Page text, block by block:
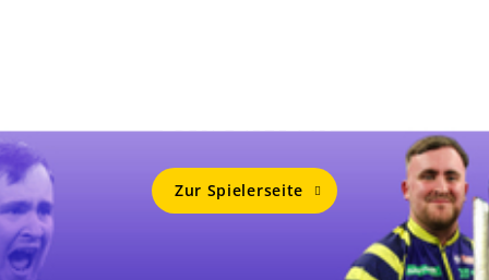
Zur Spielerseite